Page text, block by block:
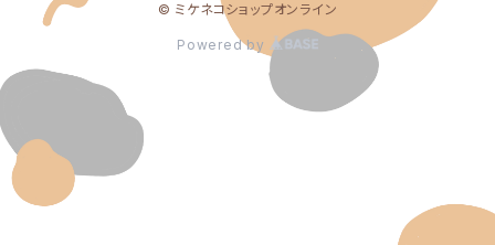
mikeneko records
ミケネコクエスト
© ミケネコショップオンライン
Powered by